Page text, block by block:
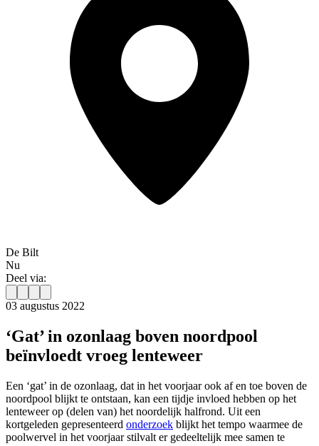
De Bilt
Nu
Deel via:
03 augustus 2022
‘Gat’ in ozonlaag boven noordpool
beïnvloedt vroeg lenteweer
Een ‘gat’ in de ozonlaag, dat in het voorjaar ook af en toe boven de
noordpool blijkt te ontstaan, kan een tijdje invloed hebben op het
lenteweer op (delen van) het noordelijk halfrond. Uit een
kortgeleden gepresenteerd onderzoek blijkt het tempo waarmee de
poolwervel in het voorjaar stilvalt er gedeeltelijk mee samen te